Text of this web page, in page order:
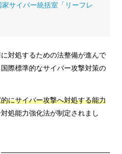
家サイバー統括室「リーフレ
対処するための法整備が進んで
際標準的なサイバー攻撃対策の
にサイバー攻撃へ対処する能力
処能力強化法が制定されまし